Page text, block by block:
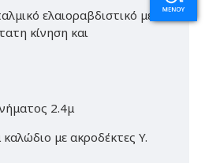
ελαιοραβδιστικό με
κίνηση και
2.4μ
με ακροδέκτες Y.